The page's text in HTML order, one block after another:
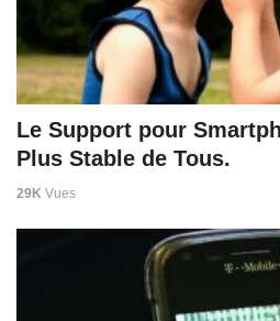
Le Support pour
Plus Stable de Tous.
29K Vues